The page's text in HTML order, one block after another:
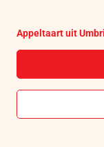
Appeltaart uit